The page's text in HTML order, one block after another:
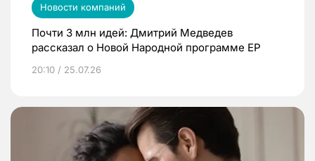
Новости компаний
Почти 3 млн идей: Дмитрий Медведев
рассказал о Новой Народной программе ЕР
20:10 / 25.07.26